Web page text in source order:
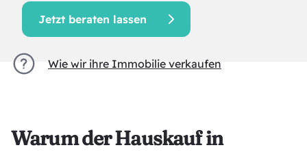
Jetzt beraten lassen
Wie wir ihre Immobilie verkaufen
Warum der Hauskauf in